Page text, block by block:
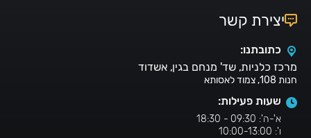
יצירת קשר
כתובתנו:
מרכז כלניות, שד' מנחם בגין, אשדוד
חנות 108, צמוד לאסותא
שעות פעילות:
א'-ה': 09:30 - 18:30
ו': 10:00-13:00